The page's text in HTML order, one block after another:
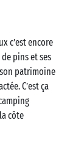
c’est encore
pins et ses
patrimoine
C’est ça
côte